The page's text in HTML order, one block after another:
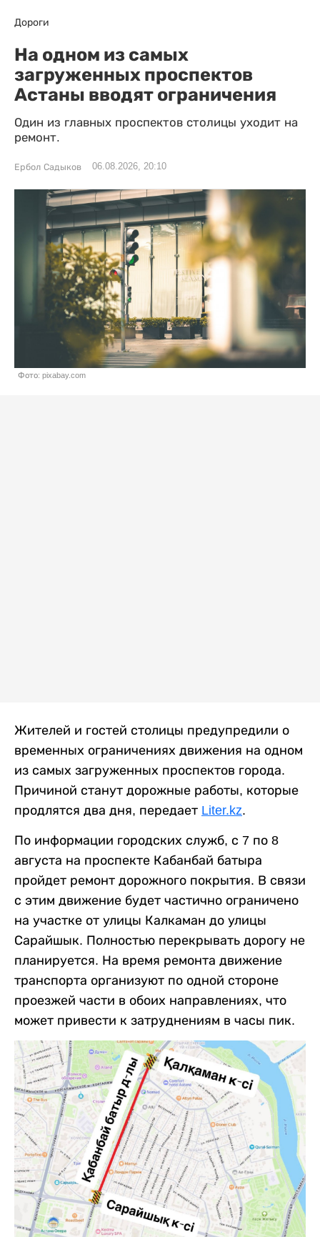
Дороги
На одном из самых
загруженных проспектов
Астаны вводят ограничения
Один из главных проспектов столицы уходит на
ремонт.
Ербол Садыков 06.08.2026, 20:10
Фото: pixabay.com
Жителей и гостей столицы предупредили о
временных ограничениях движения на одном
из самых загруженных проспектов города.
Причиной станут дорожные работы, которые
продлятся два дня, передает Liter.kz.
По информации городских служб, с 7 по 8
августа на проспекте Кабанбай батыра
пройдет ремонт дорожного покрытия. В связи
с этим движение будет частично ограничено
на участке от улицы Калкаман до улицы
Сарайшык. Полностью перекрывать дорогу не
планируется. На время ремонта движение
транспорта организуют по одной стороне
проезжей части в обоих направлениях, что
может привести к затруднениям в часы пик.